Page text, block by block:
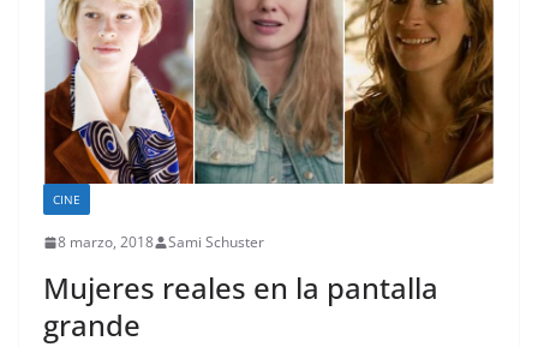
CINE
8 marzo, 2018 Sami Schuster
Mujeres reales en la pantalla
grande